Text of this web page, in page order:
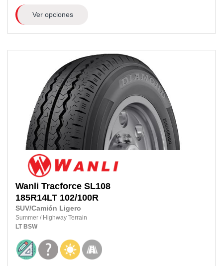
Ver opciones
Wanli Tracforce SL108
185R14LT 102/100R
SUV/Camión Ligero
Summer / Highway Terrain
LT BSW